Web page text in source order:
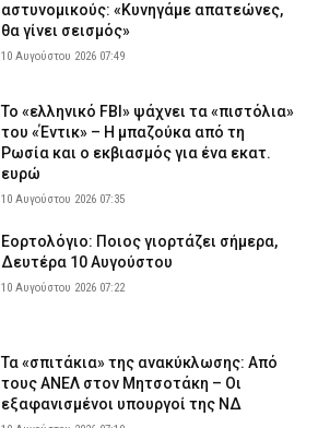
αστυνομικούς: «Κυνηγάμε απατεώνες,
θα γίνει σεισμός»
10 Αυγούστου 2026 07:49
Το «ελληνικό FBI» ψάχνει τα «πιστόλια»
του «Έντικ» – Η μπαζούκα από τη
Ρωσία και ο εκβιασμός για ένα εκατ.
ευρώ
10 Αυγούστου 2026 07:35
Εορτολόγιο: Ποιος γιορτάζει σήμερα,
Δευτέρα 10 Αυγούστου
10 Αυγούστου 2026 07:22
Τα «σπιτάκια» της ανακύκλωσης: Από
τους ΑΝΕΛ στον Μητσοτάκη – Οι
εξαφανισμένοι υπουργοί της ΝΔ